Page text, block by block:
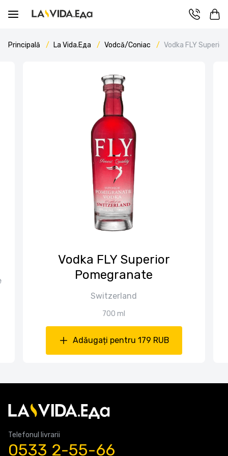
Principală La Vida.Еда Vodcă/Coniac Vodka FLY
Vodka FLY Superior
Pomegranate
Switzerland
700 ml
Adăugați pentru 179 RUB
Telefonul livrarii
0533 2-55-66